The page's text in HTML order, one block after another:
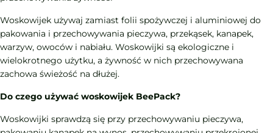
Woskowijek używaj zamiast folii spożywczej i aluminiowej do
pakowania i przechowywania pieczywa, przekąsek, kanapek,
warzyw, owoców i nabiału. Woskowijki są ekologiczne i
wielokrotnego użytku, a żywność w nich przechowywana
zachowa świeżość na dłużej.
Do czego używać woskowijek BeePack?
Woskowijki sprawdzą się przy przechowywaniu pieczywa,